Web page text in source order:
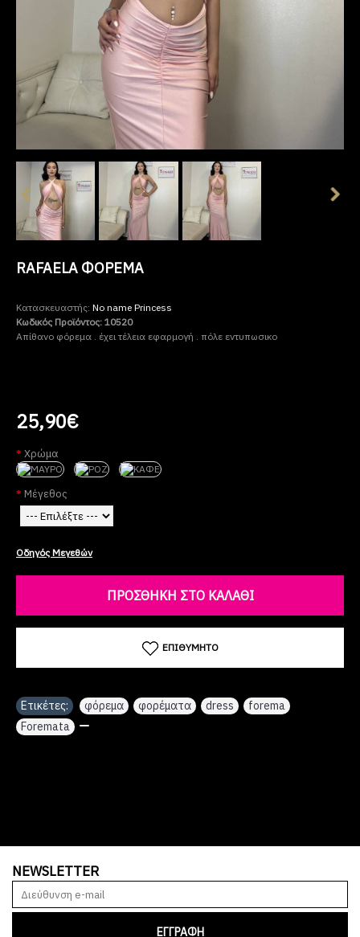
RAFAELA ΦΟΡΕΜΑ
Κατασκευαστής: No name Princess
Κωδικός Προϊόντος: 10520
Απίθανο φόρεμα . έχει τέλεια εφαρμογή . πόλε εντυπωσικο
25,90€
Χρώμα
Μέγεθος
Οδηγός Μεγεθών
ΠΡΟΣΘΉΚΗ ΣΤΟ ΚΑΛΆΘΙ
ΕΠΙΘΥΜΗΤΌ
Ετικέτες: φόρεμα φορέματα dress forema
Foremata
NEWSLETTER
ΕΓΓΡΑΦΗ